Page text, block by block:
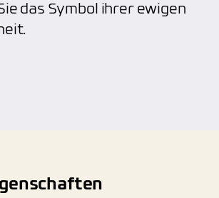
das Symbol ihrer ewigen